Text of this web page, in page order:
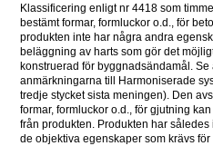
Klassificering enligt nr 4418 som
bestämt formar, formluckor o.d., för
produkten inte har några andra
beläggning av harts som gör det
konstruerad för byggnadsändamål.
anmärkningarna till Harmoniserade
tredje stycket sista meningen). Den
formar, formluckor o.d., för gjutning
från produkten. Produkten har
de objektiva egenskaper som krävs